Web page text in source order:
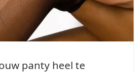
panty heel te